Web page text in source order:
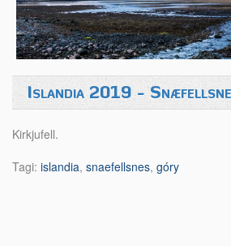
Islandia 2019 -
Kirkjufell.
Tagi: islandia, snaefellsnes, góry